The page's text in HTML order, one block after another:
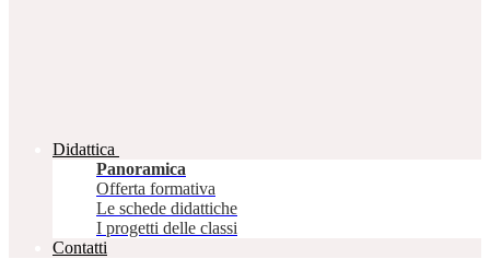
Didattica
Panoramica
Offerta formativa
Le schede didattiche
I progetti delle classi
Contatti